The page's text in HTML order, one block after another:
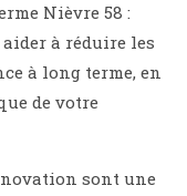
Nièvre 58 :
à réduire les
à long terme, en
de votre
sont une